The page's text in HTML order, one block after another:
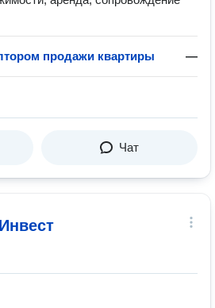
продажи квартиры —
Чат